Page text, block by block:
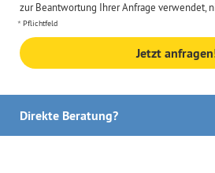
zur Beantwortung Ihrer Anfrage verwendet,
Pflichtfeld
Jetzt
Direkte Beratung?